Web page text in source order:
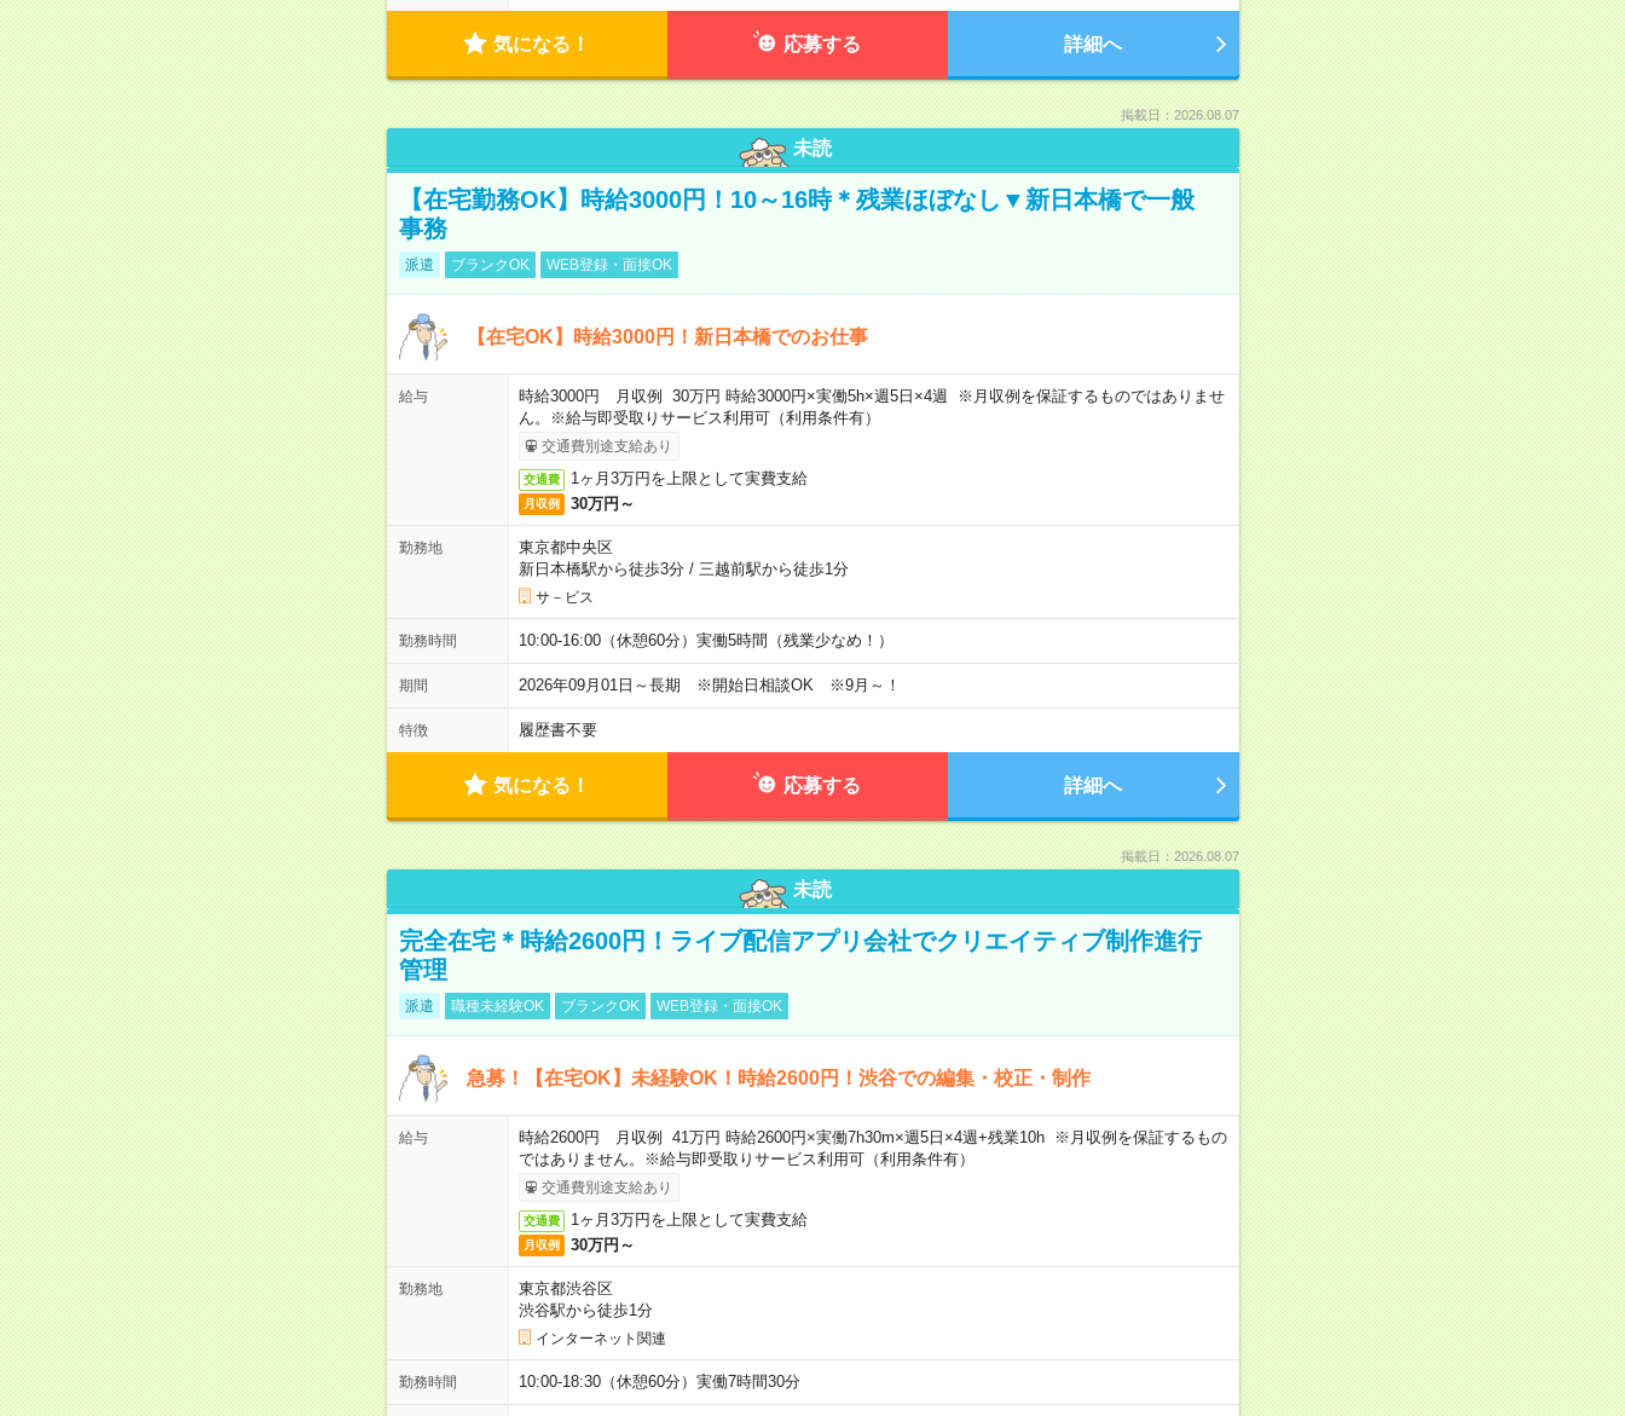
気になる！ 応募する 詳細へ
掲載日：2026.08.07
未読
【在宅勤務OK】時給3000円！10～16時＊残業ほぼなし▼新日本橋で一般
事務
派遣 ブランクOK WEB登録・面接OK
【在宅OK】時給3000円！新日本橋でのお仕事
給与
時給3000円 月収例 30万円 時給3000円×実働5h×週5日×4週 ※月収例を保証するものではありませ
ん。※給与即受取りサービス利用可（利用条件有）
交通費別途支給あり
交通費 1ヶ月3万円を上限として実費支給
月収例 30万円～
勤務地
東京都中央区
新日本橋駅から徒歩3分/ 三越前駅から徒歩1分
サ－ビス
勤務時間 10:00-16:00（休憩60分）実働5時間（残業少なめ！）
期間 2026年09月01日～長期 ※開始日相談OK ※9月～！
特徴 履歴書不要
気になる！ 応募する 詳細へ
掲載日：2026.08.07
未読
完全在宅＊時給2600円！ライブ配信アプリ会社でクリエイティブ制作進行
管理
派遣 職種未経験OK ブランクOK WEB登録・面接OK
急募！【在宅OK】未経験OK！時給2600円！渋谷での編集・校正・制作
給与
時給2600円 月収例 41万円 時給2600円×実働7h30m×週5日×4週+残業10h ※月収例を保証するもの
ではありません。※給与即受取りサービス利用可（利用条件有）
交通費別途支給あり
交通費 1ヶ月3万円を上限として実費支給
月収例 30万円～
勤務地
東京都渋谷区
渋谷駅から徒歩1分
インターネット関連
勤務時間 10:00-18:30（休憩60分）実働7時間30分